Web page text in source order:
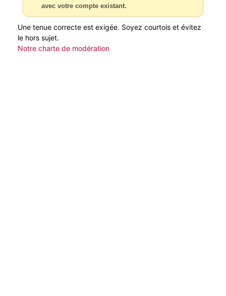
avec votre compte existant.
Une tenue correcte est exigée. Soyez courtois et évitez
le hors sujet.
Notre charte de modération